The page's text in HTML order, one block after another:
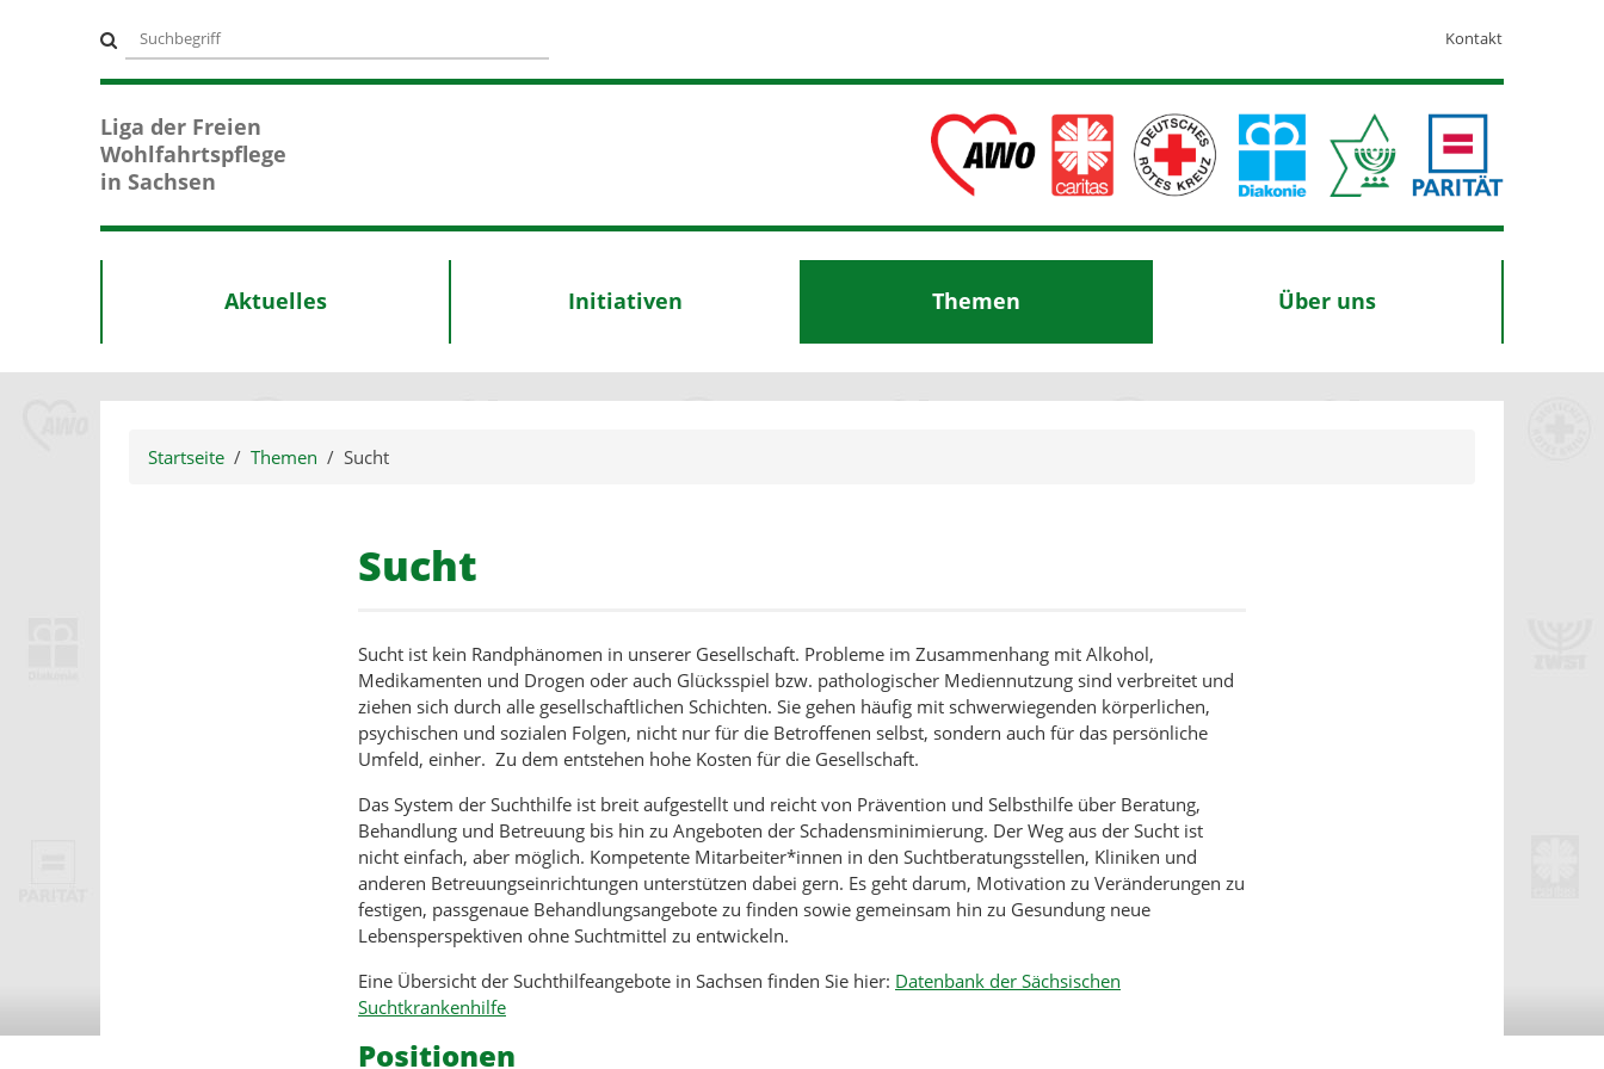
Suche
Suchbegriff Kontakt
Liga der Freien
Wohlfahrtspflege
in Sachsen
Aktuelles Initiativen Themen Über uns
Startseite Themen Sucht
Sucht
Sucht ist kein Randphänomen in unserer Gesellschaft. Probleme im Zusammenhang mit Alkohol,
Medikamenten und Drogen oder auch Glücksspiel bzw. pathologischer Mediennutzung sind verbreitet und
ziehen sich durch alle gesellschaftlichen Schichten. Sie gehen häufig mit schwerwiegenden körperlichen,
psychischen und sozialen Folgen, nicht nur für die Betroffenen selbst, sondern auch für das persönliche
Umfeld, einher. Zu dem entstehen hohe Kosten für die Gesellschaft.
Das System der Suchthilfe ist breit aufgestellt und reicht von Prävention und Selbsthilfe über Beratung,
Behandlung und Betreuung bis hin zu Angeboten der Schadensminimierung. Der Weg aus der Sucht ist
nicht einfach, aber möglich. Kompetente Mitarbeiter*innen in den Suchtberatungsstellen, Kliniken und
anderen Betreuungseinrichtungen unterstützen dabei gern. Es geht darum, Motivation zu Veränderungen zu
festigen, passgenaue Behandlungsangebote zu finden sowie gemeinsam hin zu Gesundung neue
Lebensperspektiven ohne Suchtmittel zu entwickeln.
Eine Übersicht der Suchthilfeangebote in Sachsen finden Sie hier: Datenbank der Sächsischen
Suchtkrankenhilfe
Positionen